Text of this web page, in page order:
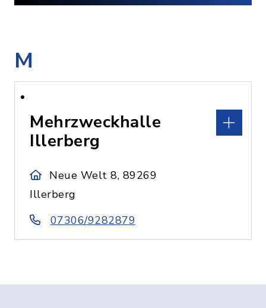
M
Mehrzweckhalle
Illerberg
Neue Welt 8, 89269
Illerberg
07306/9282879